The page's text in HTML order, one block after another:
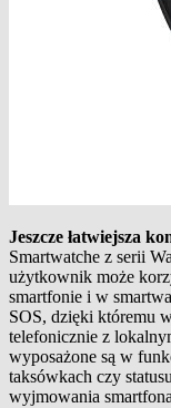
Jeszcze łatwiejsza
Smartwatche z serii
użytkownik może
smartfonie i w
SOS, dzięki któremu
telefonicznie z
wyposażone są w
taksówkach czy
wyjmowania